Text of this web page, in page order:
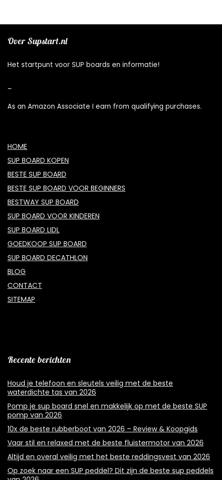
Over Supstart.nl
Het startpunt voor SUP boards en informatie!
As an Amazon Associate I earn from qualifying purchases.
HOME
SUP BOARD KOPEN
BESTE SUP BOARD
BESTE SUP BOARD VOOR BEGINNERS
BESTWAY SUP BOARD
SUP BOARD VOOR KINDEREN
SUP BOARD LIDL
GOEDKOOP SUP BOARD
SUP BOARD DECATHLON
BLOG
CONTACT
SITEMAP
Recente berichten
Houd je telefoon en sleutels veilig met de beste
waterdichte tas van 2026
Pomp je sup board snel en makkelijk op met de beste SUP
pomp van 2026
10x de beste rubberboot van 2026 – Review & Koopgids
Vaar stil en relaxed met de beste fluistermotor van 2026
Altijd en overal veilig met het beste reddingsvest van 2026
Op zoek naar een SUP peddel? Dit zijn de beste sup peddels